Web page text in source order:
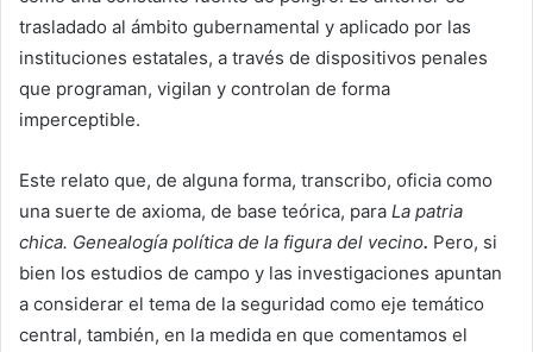
trasladado al ámbito gubernamental y aplicado por las
instituciones estatales, a través de dispositivos penales
que programan, vigilan y controlan de forma
imperceptible.
Este relato que, de alguna forma, transcribo, oficia como
una suerte de axioma, de base teórica, para La patria
chica. Genealogía política de la figura del vecino. Pero, si
bien los estudios de campo y las investigaciones apuntan
a considerar el tema de la seguridad como eje temático
central, también, en la medida en que comentamos el